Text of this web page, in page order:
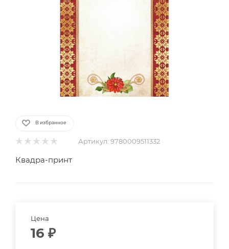
В избранное
Артикул: 9780009511332
Квадра-принт
Цена
16 ₽